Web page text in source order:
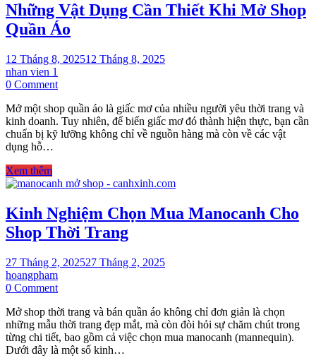
Những Vật Dụng Cần Thiết Khi Mở Shop
Quần Áo
12 Tháng 8, 202512 Tháng 8, 2025
nhan vien 1
0 Commenton
Vật
Dụng
Cần
Shop
Áo
Mở một shop quần áo là giấc mơ của nhiều người yêu thời trang và
kinh doanh. Tuy nhiên, để biến giấc mơ đó thành hiện thực, bạn cần
chuẩn bị kỹ lưỡng không chỉ về nguồn hàng mà còn về các vật
dụng hỗ…
Xem thêm
Kinh Nghiệm Chọn Mua Manocanh Cho
Shop Thời Trang
27 Tháng 2, 202527 Tháng 2, 2025
hoangpham
0 Commenton
Nghiệm
Chọn
Mua
Manocanh
Mở shop thời trang và bán quần áo không chỉ đơn giản là chọn
những mẫu thời trang đẹp mắt, mà còn đòi hỏi sự chăm chút trong
từng chi tiết, bao gồm cả việc chọn mua manocanh (mannequin).
Dưới đây là một số kinh…